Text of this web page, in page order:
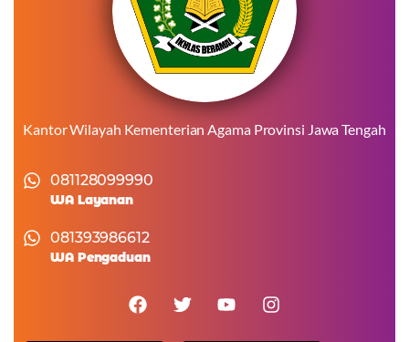
Kantor Wilayah Kementerian Agama Provinsi Jawa Tengah
081128099990
WA Layanan
081393986612
WA Pengaduan